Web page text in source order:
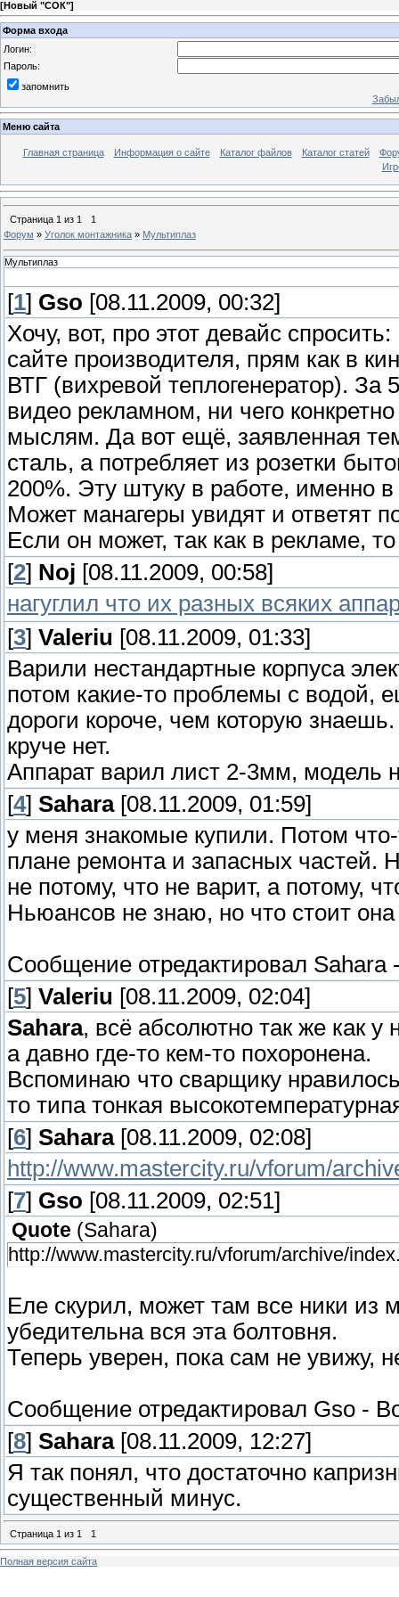
[Новый "СОК"]
Форма входа
Логин:
Пароль:
запомнить
Меню сайта
Главная страница Информация о сайте Каталог файлов Каталог статей
Страница 1 из 1
1
Форум » Уголок монтажника » Мультиплаз
Мультиплаз
[1] Gso [08.11.2009, 00:32]
Хочу, вот, про этот девайс
сайте производителя, прям как в
ВТГ (вихревой теплогенератор). За
видео рекламном, ни чего
мыслям. Да вот ещё, заявленная
сталь, а потребляет из розетки
200%. Эту штуку в работе, именно в
Может манагеры увидят и ответят
Если он может, так как в рекламе,
[2] Noj [08.11.2009, 00:58]
нагуглил что их разных всяких
[3] Valeriu [08.11.2009, 01:33]
Варили нестандартные корпуса
потом какие-то проблемы с водой,
дороги короче, чем которую
круче нет.
Аппарат варил лист 2-3мм, модель
[4] Sahara[08.11.2009, 01:59]
у меня знакомые купили. Потом
плане ремонта и запасных
не потому, что не варит, а потому,
Ньюансов не знаю, но что стоит она
Сообщение отредактировал Sahara
[5] Valeriu [08.11.2009, 02:04]
Sahara, всё абсолютно так же как у
а давно где-то кем-то похоронена.
Вспоминаю что сварщику
то типа тонкая
[6] Sahara[08.11.2009, 02:08]
http://www.mastercity.ru/vforum/
[7] Gso [08.11.2009, 02:51]
Quote (Sahara)
http://www.mastercity.ru/vforum/archive/
Еле скурил, может там все ники из
убедительна вся эта болтовня.
Теперь уверен, пока сам не увижу,
Сообщение отредактировал Gso -
[8] Sahara[08.11.2009, 12:27]
Я так понял, что достаточно
существенный минус.
Страница 1 из 1 1
Полная версия сайта